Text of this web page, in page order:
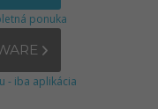
ponuka
- iba aplikácia